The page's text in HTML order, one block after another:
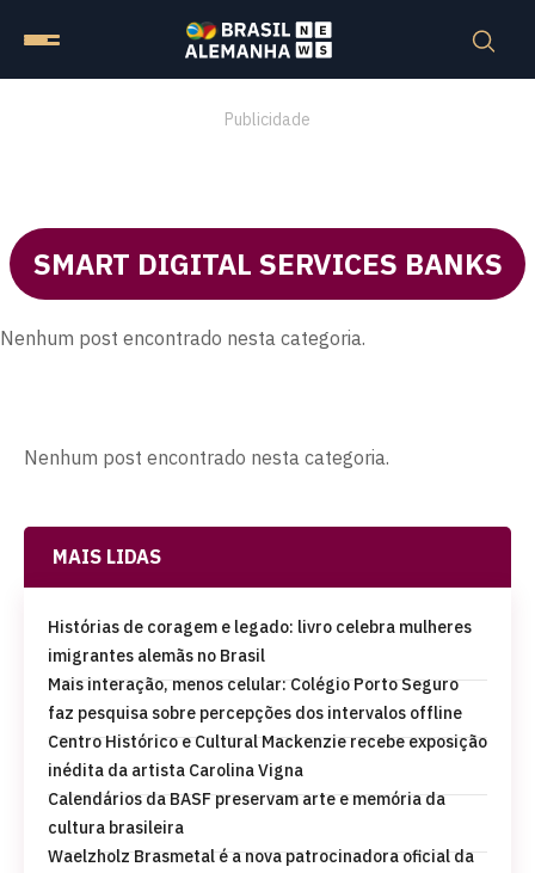
Publicidade
SMART DIGITAL SERVICES BANKS
Nenhum post encontrado nesta categoria.
Nenhum post encontrado nesta categoria.
MAIS LIDAS
Histórias de coragem e legado: livro celebra mulheres
imigrantes alemãs no Brasil
Mais interação, menos celular: Colégio Porto Seguro
faz pesquisa sobre percepções dos intervalos offline
Centro Histórico e Cultural Mackenzie recebe exposição
inédita da artista Carolina Vigna
Calendários da BASF preservam arte e memória da
cultura brasileira
Waelzholz Brasmetal é a nova patrocinadora oficial da